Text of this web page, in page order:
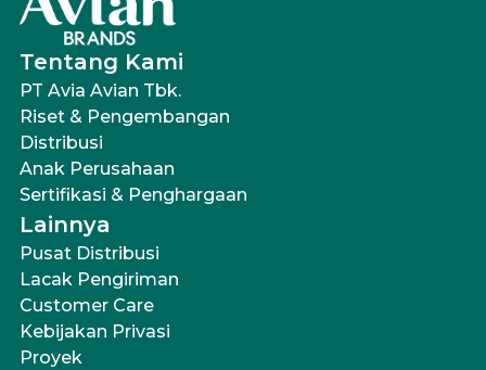
Tentang Kami
PT Avia Avian Tbk.
Riset & Pengembangan
Distribusi
Anak Perusahaan
Sertifikasi & Penghargaan
Lainnya
Pusat Distribusi
Lacak Pengiriman
Customer Care
Kebijakan Privasi
Proyek